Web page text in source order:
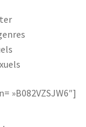
»B082VZSJW6″]